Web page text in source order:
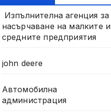
Изпълнителна агенция за
насърчаване на малките и
средните предприятия
john deere
Автомобилна
администрация